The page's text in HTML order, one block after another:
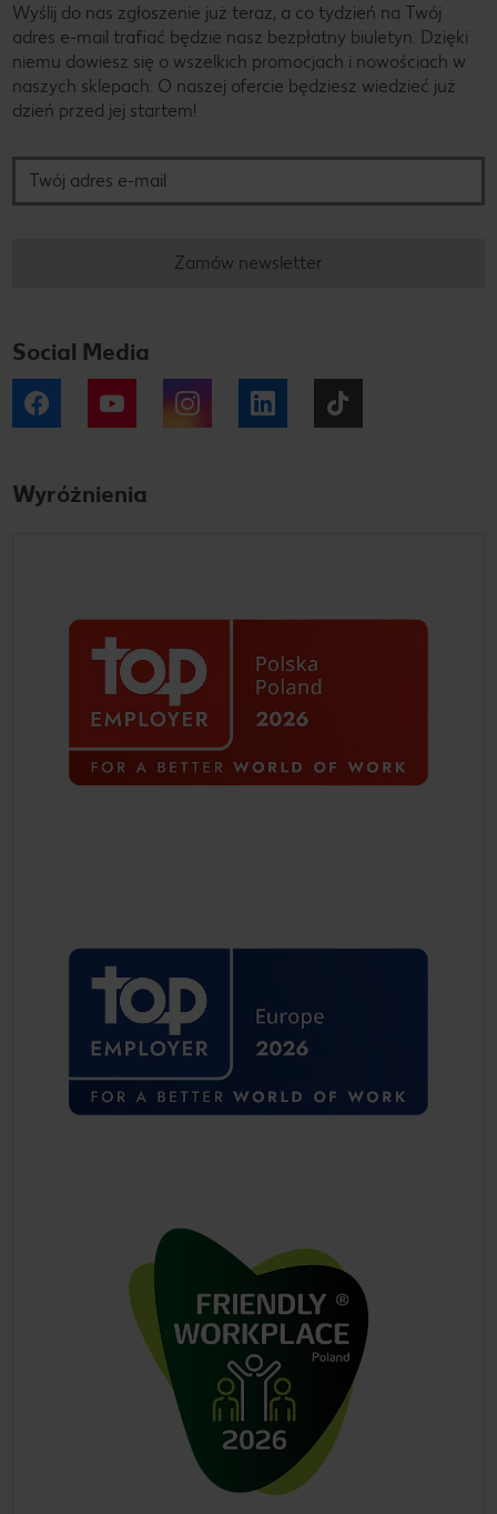
Wyślij do nas zgłoszenie już teraz, a co tydzień na Twój
adres e-mail trafiać będzie nasz bezpłatny biuletyn. Dzięki
niemu dowiesz się o wszelkich promocjach i nowościach w
naszych sklepach. O naszej ofercie będziesz wiedzieć już
dzień przed jej startem!
Zamów newsletter
Social Media
Facebook YouTube Instagram LinkedIn
Wyróżnienia